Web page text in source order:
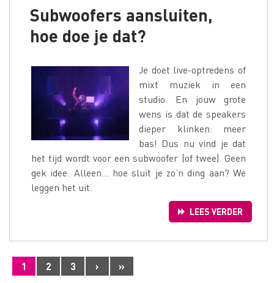
Subwoofers aansluiten,
hoe doe je dat?
Je doet live-optredens of
mixt muziek in een
studio. En jouw grote
wens is dat de speakers
dieper klinken: meer
bas! Dus nu vind je dat
het tijd wordt voor een subwoofer (of twee). Geen
gek idee. Alleen… hoe sluit je zo’n ding aan? We
leggen het uit.
LEES VERDER
1 2 3 › »